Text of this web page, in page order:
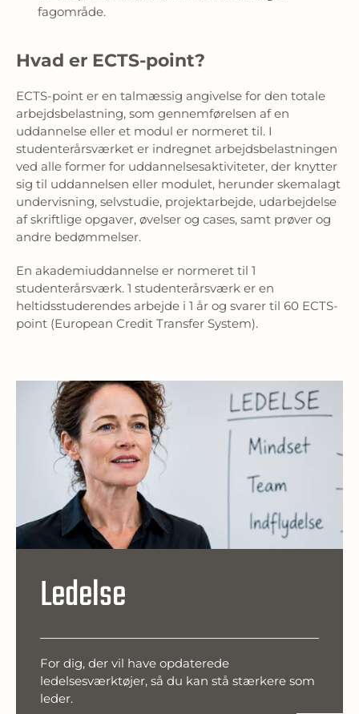
fagområde.
Hvad er ECTS-point?
ECTS-point er en talmæssig angivelse for den totale
arbejdsbelastning, som gennemførelsen af en
uddannelse eller et modul er normeret til. I
studenterårsværket er indregnet arbejdsbelastningen
ved alle former for uddannelsesaktiviteter, der knytter
sig til uddannelsen eller modulet, herunder skemalagt
undervisning, selvstudie, projektarbejde, udarbejdelse
af skriftlige opgaver, øvelser og cases, samt prøver og
andre bedømmelser.
En akademiuddannelse er normeret til 1
studenterårsværk. 1 studenterårsværk er en
heltidsstuderendes arbejde i 1 år og svarer til 60 ECTS-
point (European Credit Transfer System).
Ledelse
For dig, der vil have opdaterede
ledelsesværktøjer, så du kan stå stærkere som
leder.